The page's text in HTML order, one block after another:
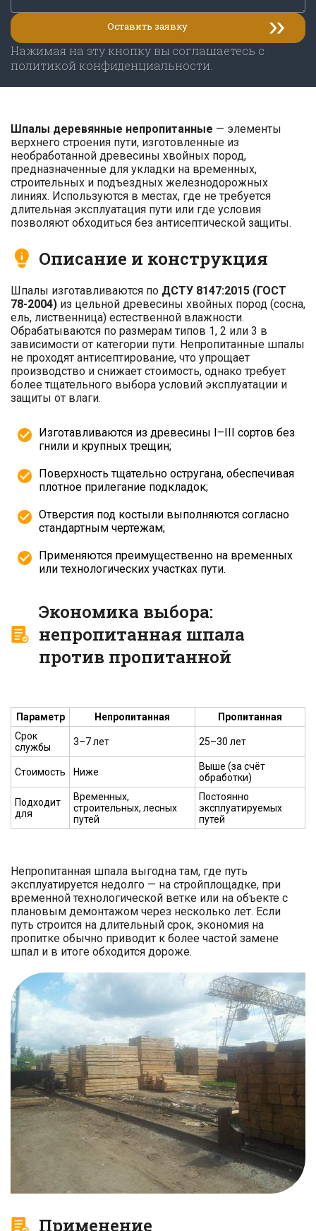
Нажимая на эту кнопку вы соглашаетесь с
политикой конфиденциальности.
Шпалы деревянные непропитанные — элементы
верхнего строения пути, изготовленные из
необработанной древесины хвойных пород,
предназначенные для укладки на временных,
строительных и подъездных железнодорожных
линиях. Используются в местах, где не требуется
длительная эксплуатация пути или где условия
позволяют обходиться без антисептической защиты.
Описание и конструкция
Шпалы изготавливаются по ДСТУ 8147:2015 (ГОСТ
78-2004) из цельной древесины хвойных пород (сосна,
ель, лиственница) естественной влажности.
Обрабатываются по размерам типов 1, 2 или 3 в
зависимости от категории пути. Непропитанные шпалы
не проходят антисептирование, что упрощает
производство и снижает стоимость, однако требует
более тщательного выбора условий эксплуатации и
защиты от влаги.
Изготавливаются из древесины I–III сортов без
гнили и крупных трещин;
Поверхность тщательно остругана, обеспечивая
плотное прилегание подкладок;
Отверстия под костыли выполняются согласно
стандартным чертежам;
Применяются преимущественно на временных
или технологических участках пути.
Экономика выбора:
непропитанная шпала
против пропитанной
Параметр Непропитанная
Пропитанная
Срок
службы
3–7 лет 25–30 лет
Стоимость Ниже
Выше (за счёт
обработки)
Подходит
для
Временных,
строительных, лесных
путей
Постоянно
эксплуатируемых
путей
Непропитанная шпала выгодна там, где путь
эксплуатируется недолго — на стройплощадке, при
временной технологической ветке или на объекте с
плановым демонтажом через несколько лет. Если
путь строится на длительный срок, экономия на
пропитке обычно приводит к более частой замене
шпал и в итоге обходится дороже.
Применение